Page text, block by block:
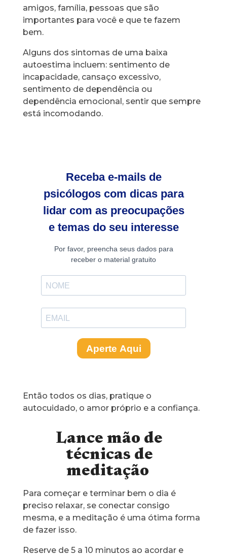
amigos, família, pessoas que são
importantes para você e que te fazem
bem.
Alguns dos sintomas de uma baixa
autoestima incluem: sentimento de
incapacidade, cansaço excessivo,
sentimento de dependência ou
dependência emocional, sentir que sempre
está incomodando.
Então todos os dias, pratique o
autocuidado, o amor próprio e a confiança.
Lance mão de
técnicas de
meditação
Para começar e terminar bem o dia é
preciso relaxar, se conectar consigo
mesma, e a meditação é uma ótima forma
de fazer isso.
Reserve de 5 a 10 minutos ao acordar e